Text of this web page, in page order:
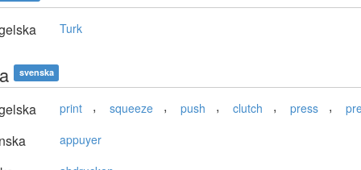
Turk
svenska
print , squeeze , push , clutch , press ,
appuyer